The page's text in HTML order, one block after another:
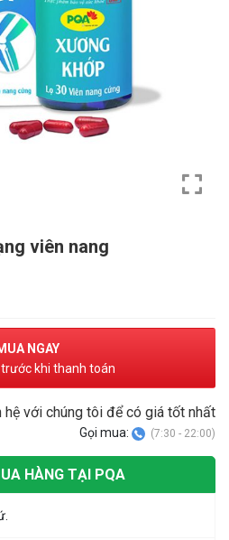
viên nang
NGAY
khi thanh toán
hệ với chúng tôi để có giá tốt nhất
Gọi mua: (7:30 - 22:00)
HÀNG TẠI PQA